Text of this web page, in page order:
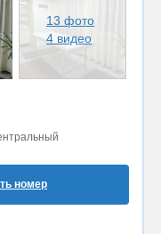
13 фото
4 видео
номер